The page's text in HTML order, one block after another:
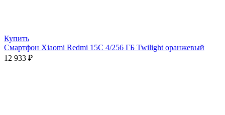
Купить
Смартфон Xiaomi Redmi 15C 4/256 ГБ Twilight оранжевый
12 933 ₽